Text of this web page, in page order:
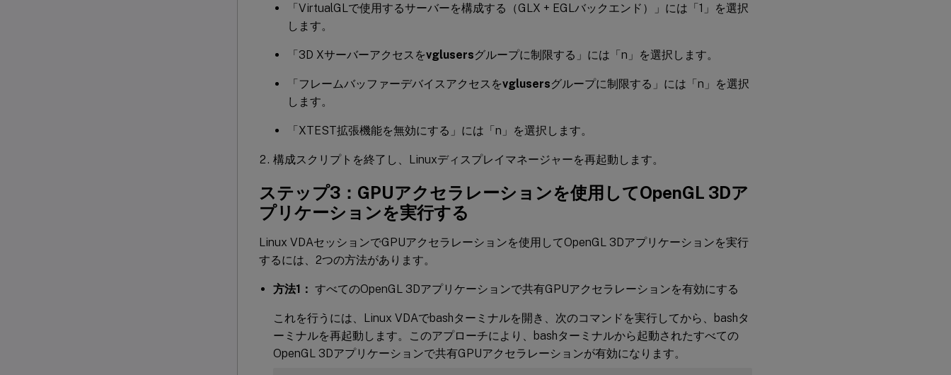
「VirtualGLで使用するサーバーを構成する（GLX + EGLバックエンド）」には「1」を選択
します。
「3D Xサーバーアクセスをvglusersグループに制限する」には「n」を選択します。
「フレームバッファーデバイスアクセスをvglusersグループに制限する」には「n」を選択
します。
「XTEST拡張機能を無効にする」には「n」を選択します。
構成スクリプトを終了し、Linuxディスプレイマネージャーを再起動します。
ステップ3：GPUアクセラレーションを使用してOpenGL 3Dア
プリケーションを実行する
Linux VDAセッションでGPUアクセラレーションを使用してOpenGL 3Dアプリケーションを実行
するには、2つの方法があります。
方法1： すべてのOpenGL 3Dアプリケーションで共有GPUアクセラレーションを有効にする
これを行うには、Linux VDAでbashターミナルを開き、次のコマンドを実行してから、bashタ
ーミナルを再起動します。このアプローチにより、bashターミナルから起動されたすべての
OpenGL 3Dアプリケーションで共有GPUアクセラレーションが有効になります。